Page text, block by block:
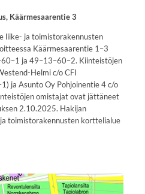
Käärmesaarentie 3
liike- ja toimistorakennusten
Käärmesaarentie 1–3
ja 49–13–60–2. Kiinteistöjen
Helmi c/o CFI
ja Asunto Oy Pohjoinentie 4 c/o
omistajat ovat jättäneet
2.10.2025. Hakijan
toimistorakennusten korttelialue